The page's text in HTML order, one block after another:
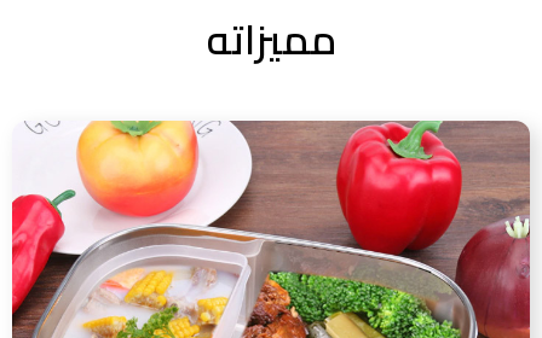
مميزاته